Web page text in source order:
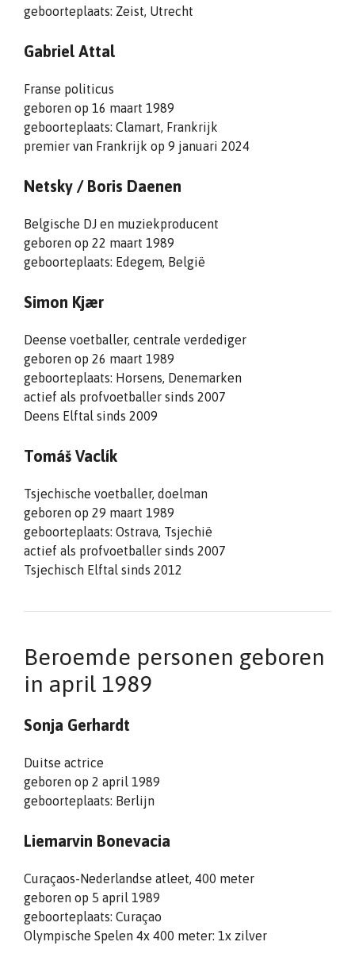
geboorteplaats: Zeist, Utrecht
Gabriel Attal
Franse politicus
geboren op 16 maart 1989
geboorteplaats: Clamart, Frankrijk
premier van Frankrijk op 9 januari 2024
Netsky / Boris Daenen
Belgische DJ en muziekproducent
geboren op 22 maart 1989
geboorteplaats: Edegem, België
Simon Kjær
Deense voetballer, centrale verdediger
geboren op 26 maart 1989
geboorteplaats: Horsens, Denemarken
actief als profvoetballer sinds 2007
Deens Elftal sinds 2009
Tomáš Vaclík
Tsjechische voetballer, doelman
geboren op 29 maart 1989
geboorteplaats: Ostrava, Tsjechië
actief als profvoetballer sinds 2007
Tsjechisch Elftal sinds 2012
Beroemde personen geboren
in april 1989
Sonja Gerhardt
Duitse actrice
geboren op 2 april 1989
geboorteplaats: Berlijn
Liemarvin Bonevacia
Curaçaos-Nederlandse atleet, 400 meter
geboren op 5 april 1989
geboorteplaats: Curaçao
Olympische Spelen 4x 400 meter: 1x zilver